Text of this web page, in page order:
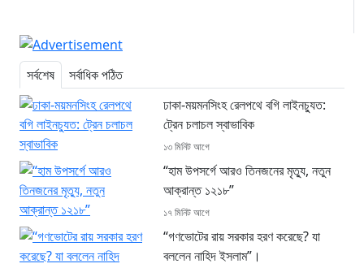
সর্বশেষ
সর্বাধিক পঠিত
ঢাকা-ময়মনসিংহ রেলপথে বগি লাইনচ্যুত:
ট্রেন চলাচল স্বাভাবিক
১৩ মিনিট আগে
“হাম উপসর্গে আরও তিনজনের মৃত্যু, নতুন
আক্রান্ত ১২১৮”
১৭ মিনিট আগে
“গণভোটের রায় সরকার হরণ করেছে? যা
বললেন নাহিদ ইসলাম”।